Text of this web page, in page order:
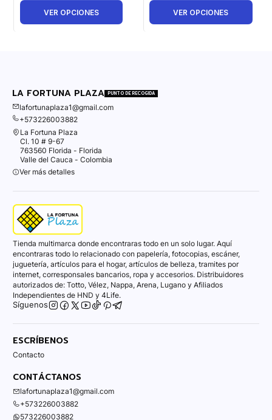
VER OPCIONES VER OPCIONES
LA FORTUNA PLAZA PUNTO DE RECOGIDA
lafortunaplaza1@gmail.com
+573226003882
La Fortuna Plaza
Cl. 10 # 9-67
763560 Florida - Florida
Valle del Cauca - Colombia
Ver más detalles
Tienda multimarca donde encontraras todo en un solo lugar. Aquí
encontraras todo lo relacionado con papelería, fotocopias, escáner,
juguetería, artículos para el hogar, artículos de belleza, tramites por
internet, corresponsales bancarios, ropa y accesorios. Distribuidores
autorizados de: Totto, Vélez, Nappa, Arena, Lugano y Afiliados
Independientes de HND y 4Life.
Síguenos
ESCRÍBENOS
Contacto
CONTÁCTANOS
lafortunaplaza1@gmail.com
+573226003882
573226003882